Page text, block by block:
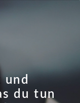
und
du tun